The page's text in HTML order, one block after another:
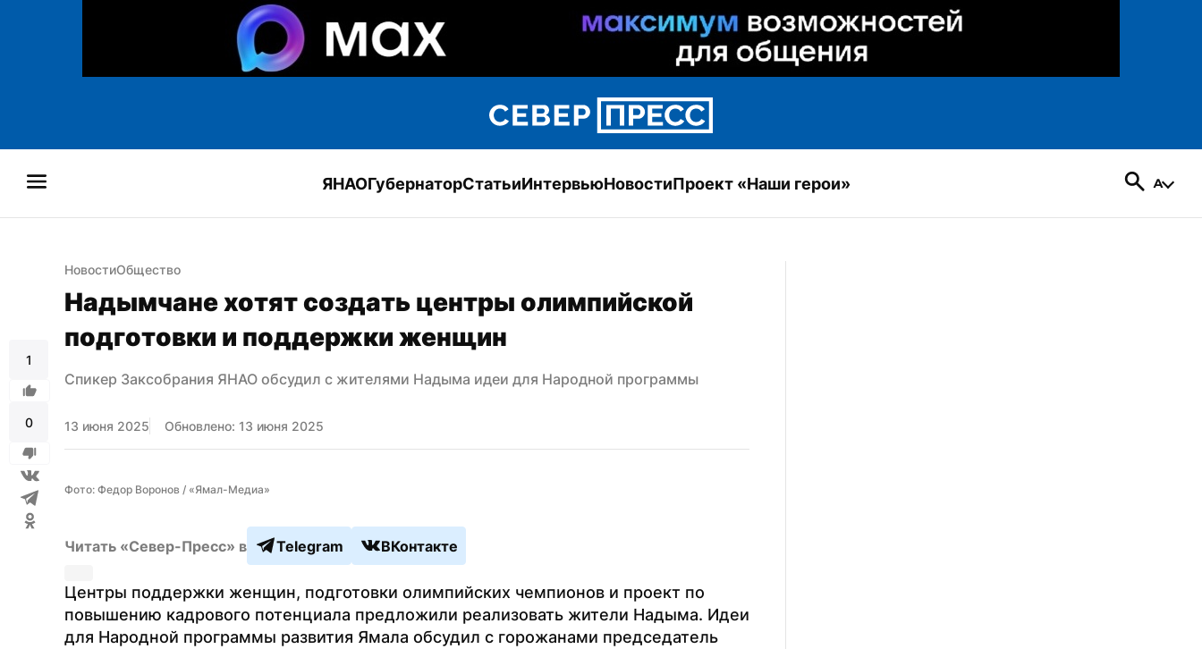
ЯНАОГубернаторСтатьиИнтервьюНовостиПроект «Наши герои»
1
0
НовостиОбщество
Надымчане хотят создать центры олимпийской
подготовки и поддержки женщин
Спикер Заксобрания ЯНАО обсудил с жителями Надыма идеи для Народной программы
13 июня 2025 Обновлено: 13 июня 2025
Фото: Федор Воронов / «Ямал-Медиа»
Читать «Север-Пресс» в Telegram ВКонтакте
Центры поддержки женщин, подготовки олимпийских чемпионов и проект по
повышению кадрового потенциала предложили реализовать жители Надыма. Идеи
для Народной программы развития Ямала обсудил с горожанами председатель